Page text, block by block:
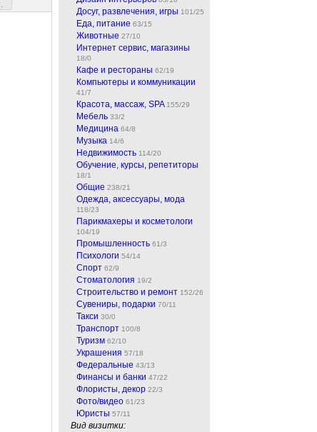
Досуг, развлечения, игры 101/25
Еда, питание 63/15
Животные 27/10
Интернет сервис, магазины
18/0
Кафе и рестораны 62/19
Компьютеры и коммуникации
41/7
Красота, массаж, SPA 155/29
Мебель 33/2
Медицина 64/8
Музыка 14/6
Недвижимость 114/20
Обучение, курсы, репетиторы
18/1
Общие 238/21
Одежда, аксессуары, мода
118/23
Парикмахеры и косметологи
104/19
Промышленность 61/3
Психологи 54/14
Спорт 62/9
Стоматология 19/2
Строительство и ремонт 152/26
Сувениры, подарки 70/11
Такси 30/0
Транспорт 100/8
Туризм 62/10
Украшения 57/18
Федеральные 43/13
Финансы и банки 47/22
Флористы, декор 22/3
Фото/видео 61/23
Юристы 57/11
Вид визитки: